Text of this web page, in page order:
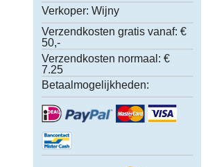
Verkoper: Wijny
Verzendkosten gratis vanaf: €
50,-
Verzendkosten normaal: €
7.25
Betaalmogelijkheden: